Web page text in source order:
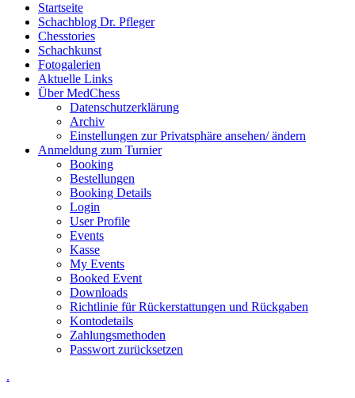
Startseite
Schachblog Dr. Pfleger
Chesstories
Schachkunst
Fotogalerien
Aktuelle Links
Über MedChess
Datenschutzerklärung
Archiv
Einstellungen zur Privatsphäre ansehen/ ändern
Anmeldung zum Turnier
Booking
Bestellungen
Booking Details
Login
User Profile
Events
Kasse
My Events
Booked Event
Downloads
Richtlinie für Rückerstattungen und Rückgaben
Kontodetails
Zahlungsmethoden
Passwort zurücksetzen
.